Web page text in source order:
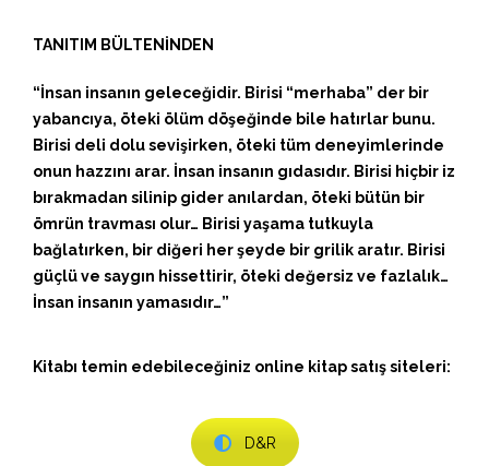
TANITIM BÜLTENİNDEN
“İnsan insanın geleceğidir. Birisi “merhaba” der bir
yabancıya, öteki ölüm döşeğinde bile hatırlar bunu.
Birisi deli dolu sevişirken, öteki tüm deneyimlerinde
onun hazzını arar. İnsan insanın gıdasıdır. Birisi hiçbir iz
bırakmadan silinip gider anılardan, öteki bütün bir
ömrün travması olur… Birisi yaşama tutkuyla
bağlatırken, bir diğeri her şeyde bir grilik aratır. Birisi
güçlü ve saygın hissettirir, öteki değersiz ve fazlalık…
İnsan insanın yamasıdır…”
Kitabı temin edebileceğiniz online kitap satış siteleri:
D&R